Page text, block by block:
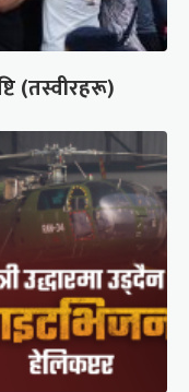
(तस्वीरहरू)